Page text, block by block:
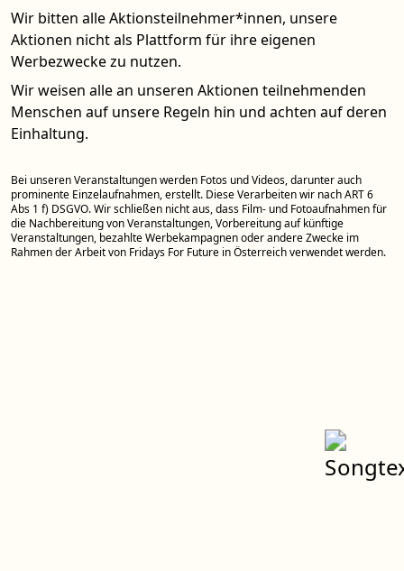
Wir bitten alle Aktionsteilnehmer*innen, unsere
Aktionen nicht als Plattform für ihre eigenen
Werbezwecke zu nutzen.
Wir weisen alle an unseren Aktionen teilnehmenden
Menschen auf unsere Regeln hin und achten auf deren
Einhaltung.
Bei unseren Veranstaltungen werden Fotos und Videos, darunter auch
prominente Einzelaufnahmen, erstellt. Diese Verarbeiten wir nach ART 6
Abs 1 f) DSGVO. Wir schließen nicht aus, dass Film- und Fotoaufnahmen für
die Nachbereitung von Veranstaltungen, Vorbereitung auf künftige
Veranstaltungen, bezahlte Werbekampagnen oder andere Zwecke im
Rahmen der Arbeit von Fridays For Future in Österreich verwendet werden.